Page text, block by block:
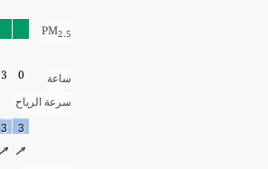
PM2.5
ساعة 0
3
سرعة الرياح
3
3